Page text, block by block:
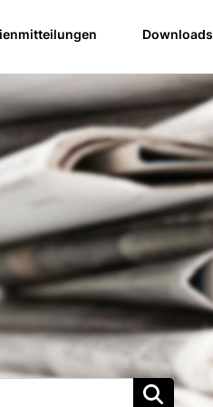
Downloads